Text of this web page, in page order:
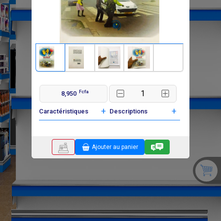
8,950 Fcfa
Caractéristiques + Descriptions +
Ajouter au panier